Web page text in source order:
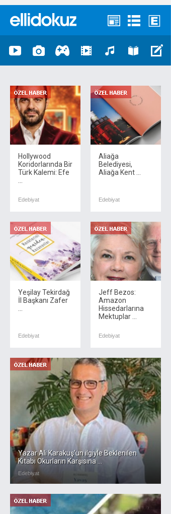
Hollywood
Koridorlarında Bir
Türk Kalemi: Efe
Edebiyat
Aliağa
Belediyesi,
Aliağa Kent ...
Edebiyat
Yeşilay Tekirdağ
İl Başkanı Zafer
Edebiyat
Jeff Bezos:
Amazon
Hissedarlarına
Mektuplar ...
Edebiyat
Yazar Ali Karakuş’un ilgiyle Beklenilen
Kitabı Okurların Karşısına ...
Edebiyat